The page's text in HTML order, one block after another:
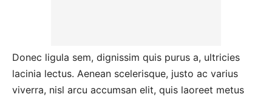
Donec ligula sem, dignissim quis purus a, ultricies
lacinia lectus. Aenean scelerisque, justo ac varius
viverra, nisl arcu accumsan elit, quis laoreet metus